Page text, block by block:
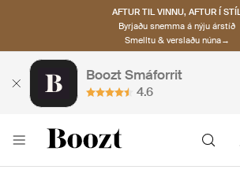
AFTUR TIL VINNU, AFTUR Í STÍL
Byrjaðu snemma á nýju árstíð
Smelltu & verslaðu núna→
Boozt Smáforrit
4.6